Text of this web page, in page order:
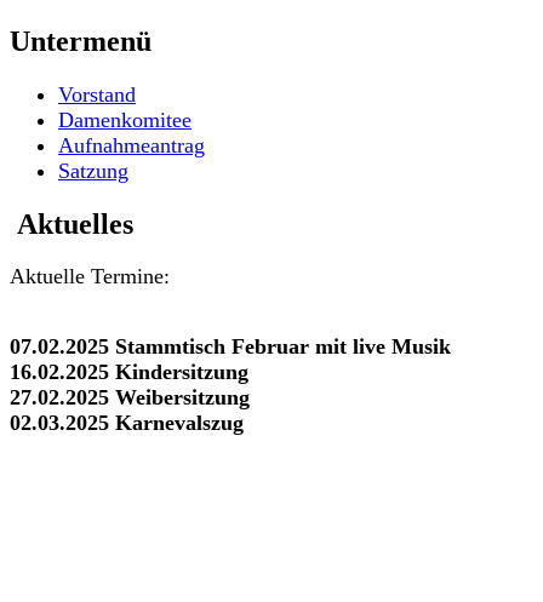
Untermenü
Vorstand
Damenkomitee
Aufnahmeantrag
Satzung
Aktuelles
Aktuelle Termine:
07.02.2025 Stammtisch Februar mit live Musik
16.02.2025 Kindersitzung
27.02.2025 Weibersitzung
02.03.2025 Karnevalszug